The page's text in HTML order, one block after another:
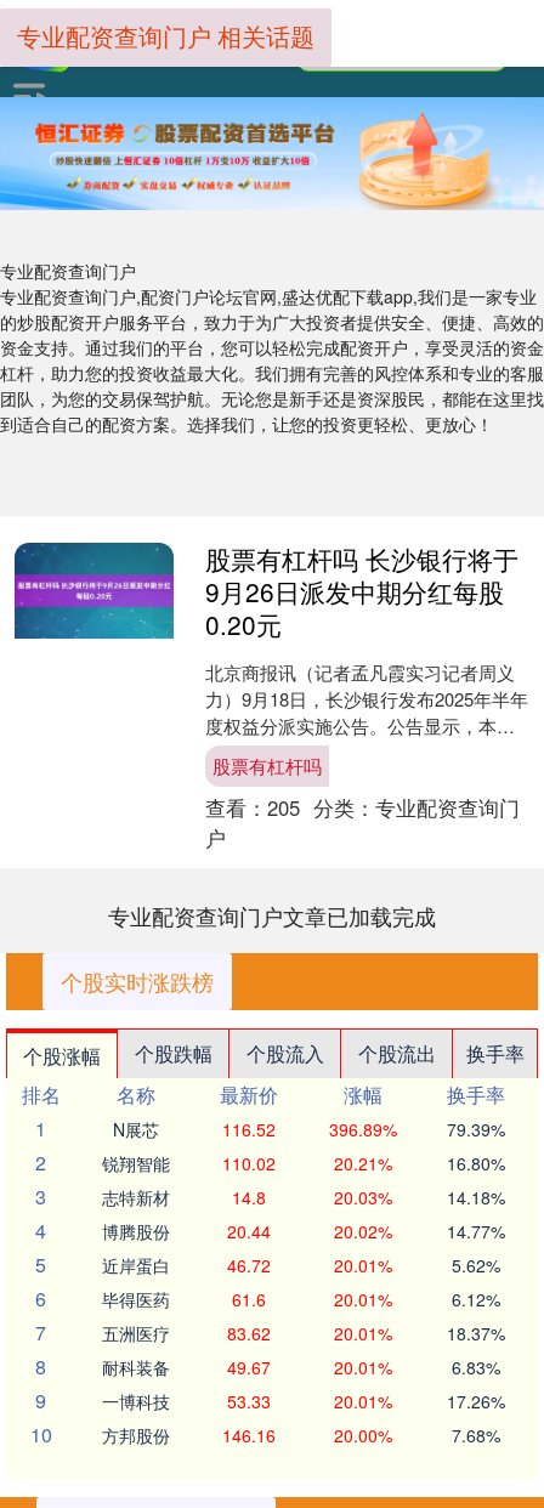
专业配资查询门户
专业配资查询门户,配资门户论坛官网,盛达优配下载app,我们是一家专业
的炒股配资开户服务平台，致力于为广大投资者提供安全、便捷、高效的
资金支持。通过我们的平台，您可以轻松完成配资开户，享受灵活的资金
杠杆，助力您的投资收益最大化。我们拥有完善的风控体系和专业的客服
团队，为您的交易保驾护航。无论您是新手还是资深股民，都能在这里找
到适合自己的配资方案。选择我们，让您的投资更轻松、更放心！
专业配资查询门户 相关话题
股票有杠杆吗 长沙银行将于
9月26日派发中期分红每股
0.20元
北京商报讯（记者孟凡霞实习记者周义
力）9月18日，长沙银行发布2025年半年
度权益分派实施公告。公告显示，本次
利润分配以方案实施前的该行总股本
40.22亿股为基....
股票有杠杆吗
查看： 205 分类： 专业配资查询门
户
专业配资查询门户文章已加载完成
个股实时涨跌榜
个股涨幅 个股跌幅 个股流入 个股流出
换手率
排名
名称 最新价 涨幅
换手率
1
N展芯 116.52 396.89% 79.39%
2 锐翔智能 110.02 20.21% 16.80%
3 志特新材 14.8 20.03% 14.18%
4 博腾股份 20.44 20.02% 14.77%
5 近岸蛋白 46.72 20.01% 5.62%
6 毕得医药 61.6 20.01% 6.12%
7 五洲医疗 83.62 20.01% 18.37%
8 耐科装备 49.67 20.01% 6.83%
9 一博科技 53.33 20.01% 17.26%
10 方邦股份 146.16 20.00% 7.68%